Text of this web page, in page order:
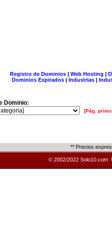
Registro de Dominios| Web Hosting |
Dominios Expirados | Industrias |
Dominio:
[Pág.
** Precios
© 2002/2022 Solo10.com